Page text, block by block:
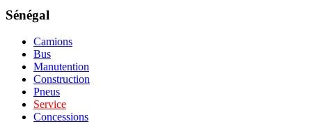
Sénégal
Camions
Bus
Manutention
Construction
Pneus
Service
Concessions